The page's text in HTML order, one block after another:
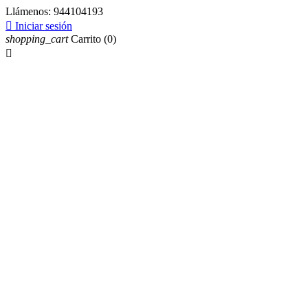
Llámenos: 944104193
 Iniciar sesión
shopping_cart Carrito (0)
